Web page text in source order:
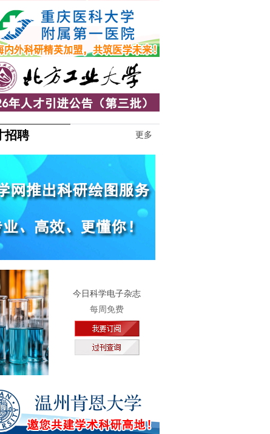
招聘 更多
今日科学电子杂志
每周免费